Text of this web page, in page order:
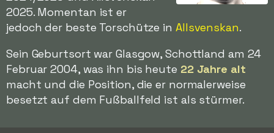
2025. Momentan ist er
jedoch der beste Torschütze in Allsvenskan.
Sein Geburtsort war Glasgow, Schottland am 24
Februar 2004, was ihn bis heute 22 Jahre alt
macht und die Position, die er normalerweise
besetzt auf dem Fußballfeld ist als stürmer.